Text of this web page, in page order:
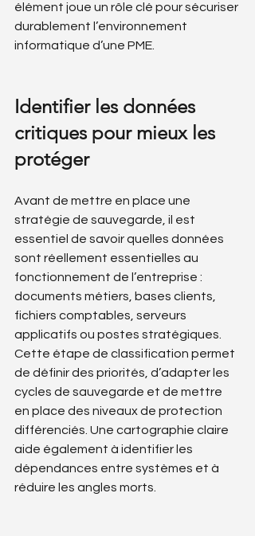
élément joue un rôle clé pour sécuriser
durablement l’environnement
informatique d’une PME.
Identifier les données
critiques pour mieux les
protéger
Avant de mettre en place une
stratégie de sauvegarde, il est
essentiel de savoir quelles données
sont réellement essentielles au
fonctionnement de l’entreprise :
documents métiers, bases clients,
fichiers comptables, serveurs
applicatifs ou postes stratégiques.
Cette étape de classification permet
de définir des priorités, d’adapter les
cycles de sauvegarde et de mettre
en place des niveaux de protection
différenciés. Une cartographie claire
aide également à identifier les
dépendances entre systèmes et à
réduire les angles morts.